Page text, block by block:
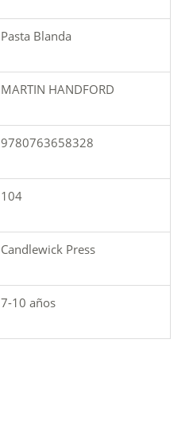
Pasta Blanda
MARTIN HANDFORD
9780763658328
104
Candlewick Press
7-10 años